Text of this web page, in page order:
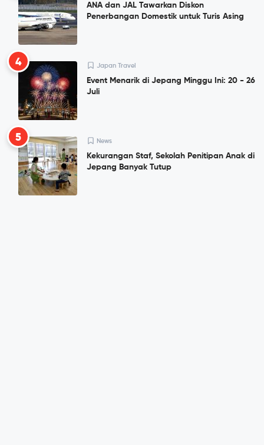
ANA dan JAL Tawarkan Diskon
Penerbangan Domestik untuk Turis Asing
4 Japan Travel
Event Menarik di Jepang Minggu Ini: 20 - 26
Juli
5 News
Kekurangan Staf, Sekolah Penitipan Anak di
Jepang Banyak Tutup